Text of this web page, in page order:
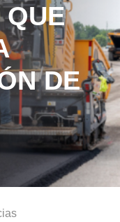
QUE
DE